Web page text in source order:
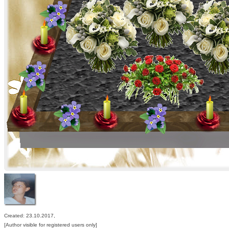
Created: 23.10.2017,
[Author visible for registered users only]